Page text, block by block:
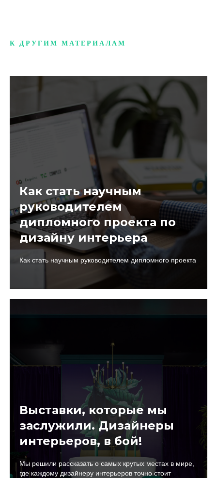
К ДРУГИМ МАТЕРИАЛАМ
Как стать научным
руководителем
дипломного проекта по
дизайну интерьера
Как стать научным руководителем дипломного проекта
Выставки, которые мы
заслужили. Дизайнеры
интерьеров, в бой!
Мы решили рассказать о самых крутых местах в мире,
где каждому дизайнеру интерьеров точно стоит